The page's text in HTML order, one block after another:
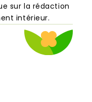
sur la rédaction
intérieur.